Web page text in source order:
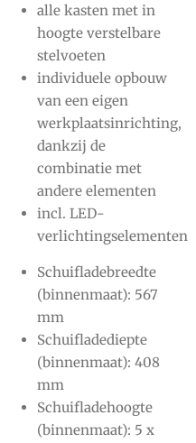
alle kasten met in
hoogte verstelbare
stelvoeten
individuele opbouw
van een eigen
werkplaatsinrichting,
dankzij de
combinatie met
andere elementen
incl. LED-
verlichtingselementen
Schuifladebreedte
(binnenmaat): 567
mm
Schuifladediepte
(binnenmaat): 408
mm
Schuifladehoogte
(binnenmaat): 5 x